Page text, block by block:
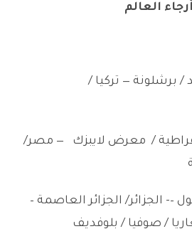
العالم
/ برشلونة — تركيا /
/ معرض لايبزك — مصر/
–- الجزائر/ الجزائر العاصمة –
/ صوفيا / بلوفديف